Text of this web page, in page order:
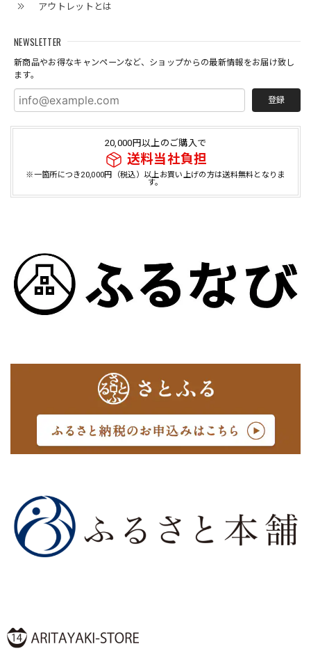
アウトレットとは
NEWSLETTER
新商品やお得なキャンペーンなど、ショップからの最新情報をお届け致し
ます。
登録
20,000円以上のご購入で
送料当社負担
※一箇所につき20,000円（税込）以上お買い上げの方は送料無料となりま
す。